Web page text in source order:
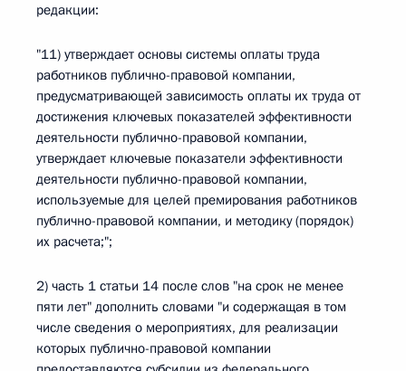
редакции:
"11) утверждает основы системы оплаты труда
работников публично-правовой компании,
предусматривающей зависимость оплаты их труда от
достижения ключевых показателей эффективности
деятельности публично-правовой компании,
утверждает ключевые показатели эффективности
деятельности публично-правовой компании,
используемые для целей премирования работников
публично-правовой компании, и методику (порядок)
их расчета;";
2) часть 1 статьи 14 после слов "на срок не менее
пяти лет" дополнить словами "и содержащая в том
числе сведения о мероприятиях, для реализации
которых публично-правовой компании